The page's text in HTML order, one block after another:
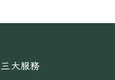
三大服務